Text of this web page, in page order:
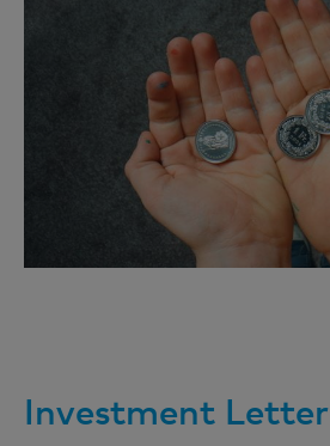
Investment Letter